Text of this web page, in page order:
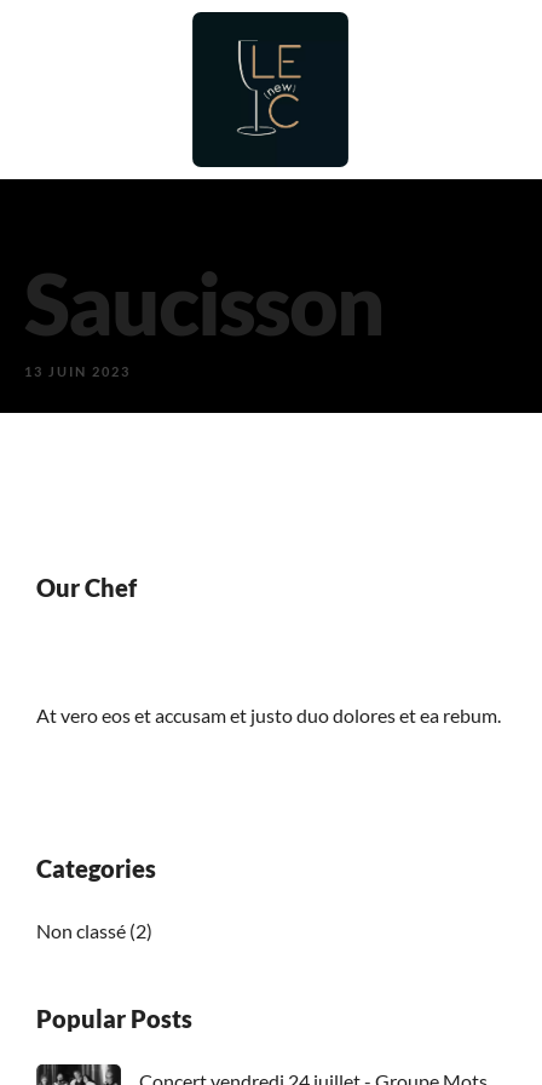
Saucisson
13 JUIN 2023
Our Chef
At vero eos et accusam et justo duo dolores et ea rebum.
Categories
Non classé (2)
Popular Posts